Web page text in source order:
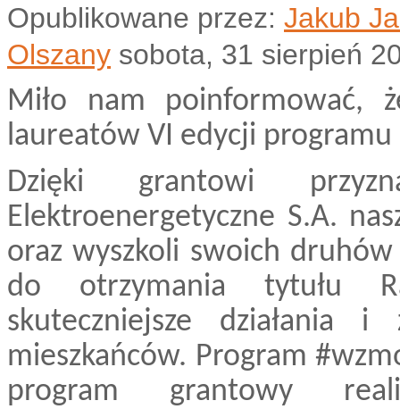
Opublikowane przez: Jakub
Olszany sobota, 31 sierpień
Miło nam poinformować,
laureatów VI edycji programu
Dzięki grantowi
Elektroenergetyczne S.A.
oraz wyszkoli swoich
do otrzymania tytułu
skuteczniejsze działania i
mieszkańców. Program
program grantowy